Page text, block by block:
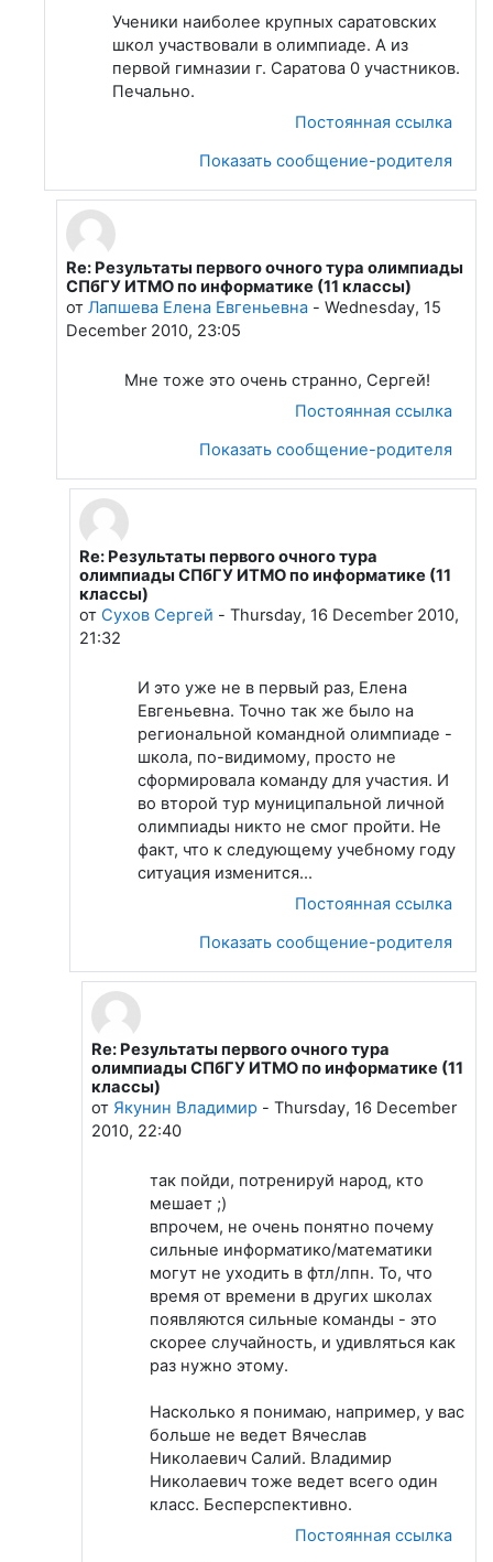
Ученики наиболее крупных саратовских
школ участвовали в олимпиаде. А из
первой гимназии г. Саратова 0 участников.
Печально.
Постоянная ссылка
Показать сообщение-родителя
В ответ на Сухов Сергей
Re: Результаты первого очного тура олимпиады
СПбГУ ИТМО по информатике (11 классы)
отЛапшева Елена Евгеньевна -Wednesday, 15
December 2010, 23:05
Мне тоже это очень странно, Сергей!
Постоянная ссылка
Показать сообщение-родителя
В ответ на Лапшева Елена Евгеньевна
Re: Результаты первого очного тура
олимпиады СПбГУ ИТМО по информатике (11
классы)
от Сухов Сергей - Thursday, 16 December 2010,
21:32
И это уже не в первый раз, Елена
Евгеньевна. Точно так же было на
региональной командной олимпиаде -
школа, по-видимому, просто не
сформировала команду для участия. И
во второй тур муниципальной личной
олимпиады никто не смог пройти. Не
факт, что к следующему учебному году
ситуация изменится...
Постоянная ссылка
Показать сообщение-родителя
В ответ на Сухов Сергей
Re: Результаты первого очного тура
олимпиады СПбГУ ИТМО по информатике (11
классы)
от Якунин Владимир -Thursday, 16 December
2010, 22:40
так пойди, потренируй народ, кто
мешает ;)
впрочем, не очень понятно почему
сильные информатико/математики
могут не уходить в фтл/лпн. То, что
время от времени в других школах
появляются сильные команды - это
скорее случайность, и удивляться как
раз нужно этому.
Насколько я понимаю, например, у вас
больше не ведет Вячеслав
Николаевич Салий. Владимир
Николаевич тоже ведет всего один
класс. Бесперспективно.
Постоянная ссылка